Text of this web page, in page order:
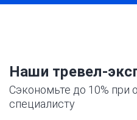
Наши тревел-
Сэкономьте до 10% при
специалисту